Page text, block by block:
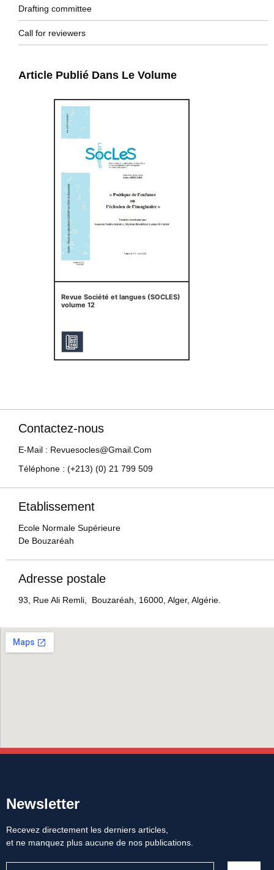
Drafting committee
Call for reviewers
Article Publié Dans Le Volume
Revue Société et langues (SOCLES)
volume 12
Contactez-nous
E-Mail : Revuesocles@gmail.com
Téléphone : (+213) (0) 21 799 509
Etablissement
Ecole Normale Supérieure
De Bouzaréah
Adresse postale
93, Rue Ali Remli, Bouzaréah, 16000, Alger, Algérie.
Newsletter
Recevez directement les derniers articles,
et ne manquez plus aucune de nos publications.